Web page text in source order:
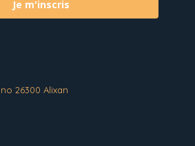
Je m'inscris
26300 Alixan